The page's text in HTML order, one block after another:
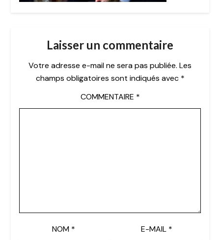
Laisser un commentaire
Votre adresse e-mail ne sera pas publiée. Les
champs obligatoires sont indiqués avec *
COMMENTAIRE *
NOM * E-MAIL *